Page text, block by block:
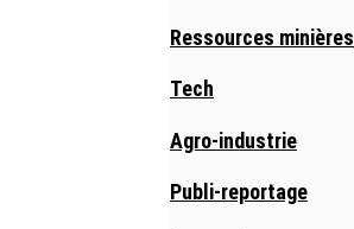
Ressources minières
Tech
Agro-industrie
Publi-reportage